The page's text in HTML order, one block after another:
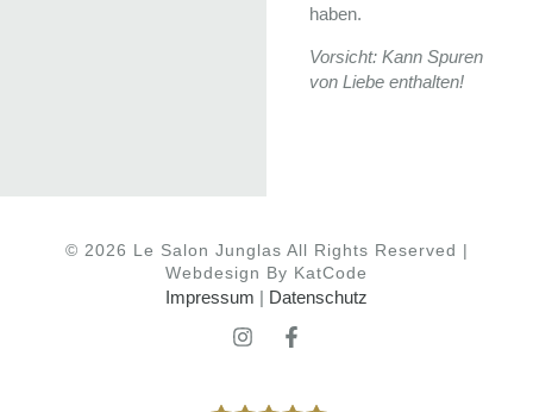
haben.
Vorsicht: Kann Spuren
von Liebe enthalten!
© 2026 Le Salon Junglas All Rights Reserved |
Webdesign By KatCode
Impressum | Datenschutz